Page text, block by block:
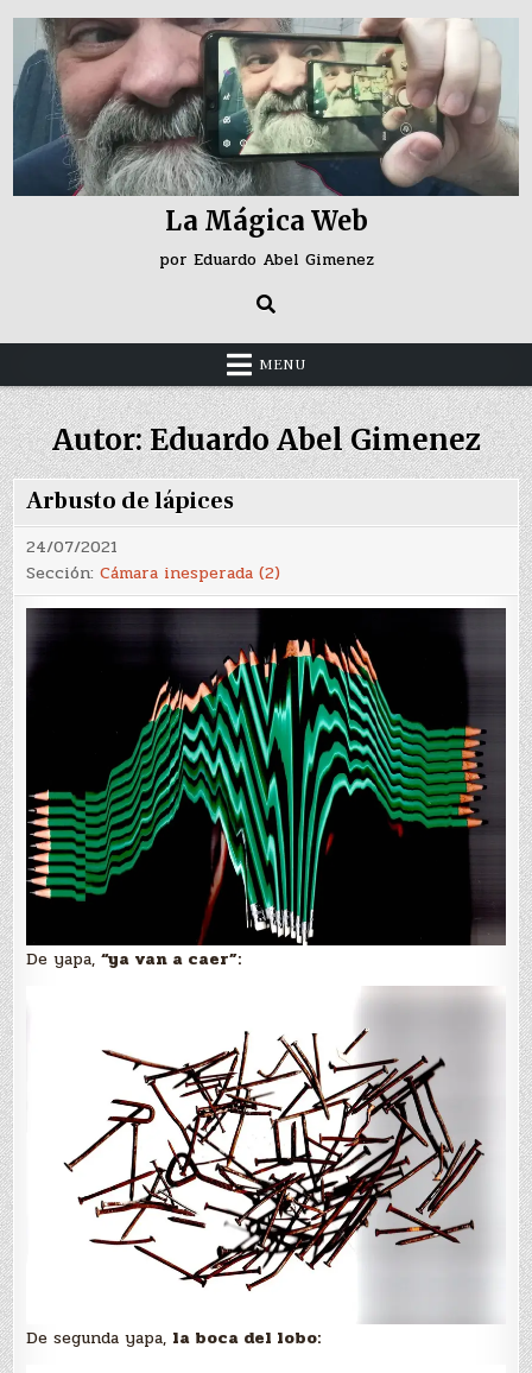
Skip
content
La Mágica Web
por Eduardo Abel Gimenez
MENU
Autor:Eduardo Abel Gimenez
Arbusto de lápices
24/07/2021
Sección:Cámara inesperada (2)
De yapa,“ya van a caer”:
De segunda yapa, la boca del lobo: